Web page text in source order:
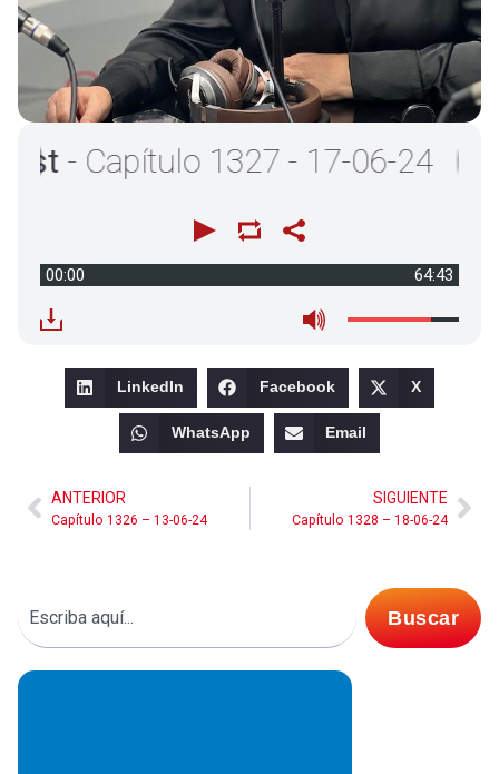
- Capítulo 1327 - 17-06-24
00:00 64:43
LinkedIn Facebook X
WhatsApp Email
ANTERIOR
Capítulo 1326 – 13-06-24
SIGUIENTE
Capítulo 1328 – 18-06-24
Buscar